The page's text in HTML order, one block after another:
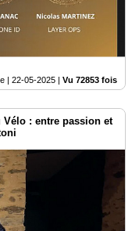
| 22-05-2025 Vu 72853 fois
Vélo : entre passion et